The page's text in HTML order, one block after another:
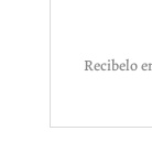
Recibelo